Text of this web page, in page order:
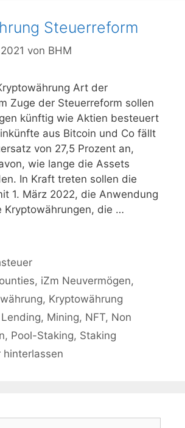
Steuerreform
von BHM
Art der
Zuge der Steuerreform sollen
künftig wie Aktien besteuert
aus Bitcoin und Co fällt
von 27,5 Prozent an,
wie lange die Assets
In Kraft treten sollen die
1. März 2022, die Anwendung
Kryptowährungen, die …
, iZm Neuvermögen,
, Kryptowährung
Lending, Mining, NFT, Non
, Pool-Staking, Staking
hinterlassen